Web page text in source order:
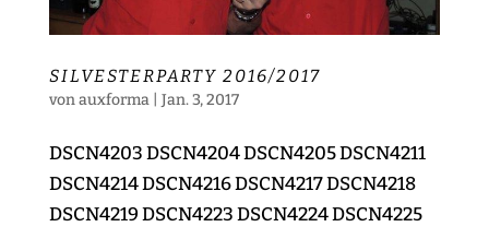
SILVESTERPARTY 2016/2017
vonauxforma| Jan. 3, 2017
DSCN4203 DSCN4204 DSCN4205 DSCN4211
DSCN4214 DSCN4216 DSCN4217 DSCN4218
DSCN4219 DSCN4223 DSCN4224 DSCN4225